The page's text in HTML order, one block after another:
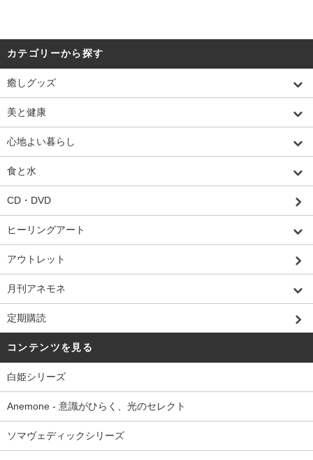
カテゴリーから探す
癒しグッズ
美と健康
心地よい暮らし
食と水
CD・DVD
ヒーリングアート
アウトレット
月刊アネモネ
定期購読
コンテンツを見る
白姫シリーズ
Anemone - 意識がひらく、光のセレクト
ソマヴェディックシリーズ